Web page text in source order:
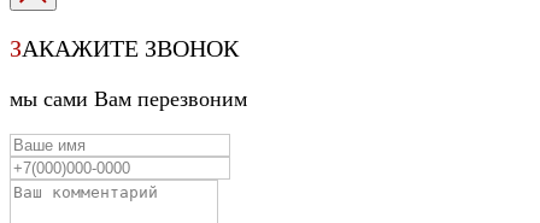
ЗАКАЖИТЕ ЗВОНОК
мы сами Вам перезвоним